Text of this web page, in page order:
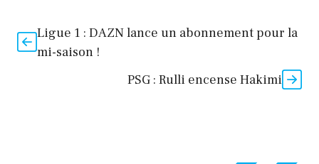
Ligue 1 : DAZN lance un abonnement pour la
mi-saison !
PSG : Rulli encense Hakimi